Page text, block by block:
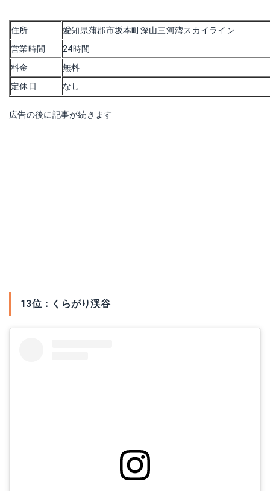
住所
愛知県蒲郡市坂本町深山三河湾スカイライン
営業時間
24時間
料金
無料
定休日
なし
広告の後に記事が続きます
13位：くらがり渓谷